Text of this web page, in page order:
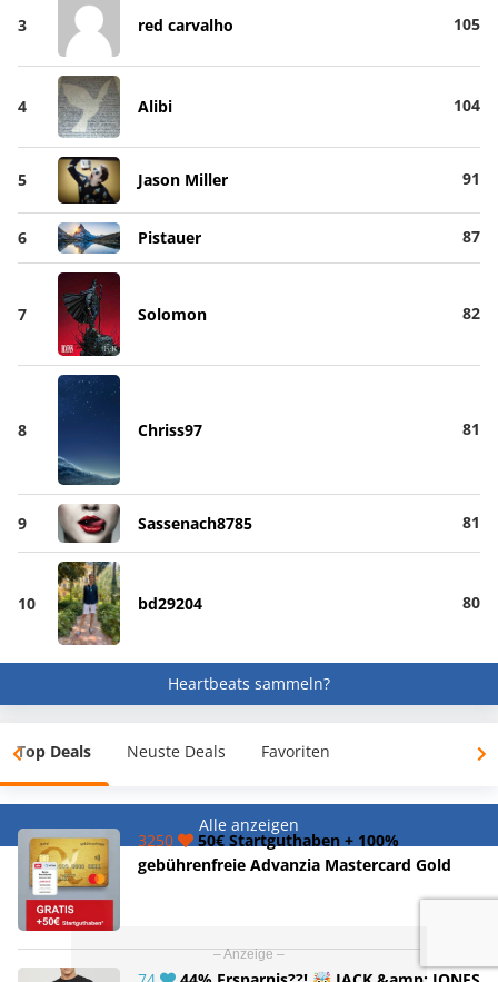
3 red carvalho 105
4 Alibi 104
5 Jason Miller 91
6 Pistauer 87
7 Solomon 82
8 Chriss97 81
9 Sassenach8785 81
10 bd29204 80
Heartbeats sammeln?
Top Deals Neuste Deals Favoriten
Alle anzeigen
3250
50€ Startguthaben + 100%
gebührenfreie Advanzia Mastercard Gold